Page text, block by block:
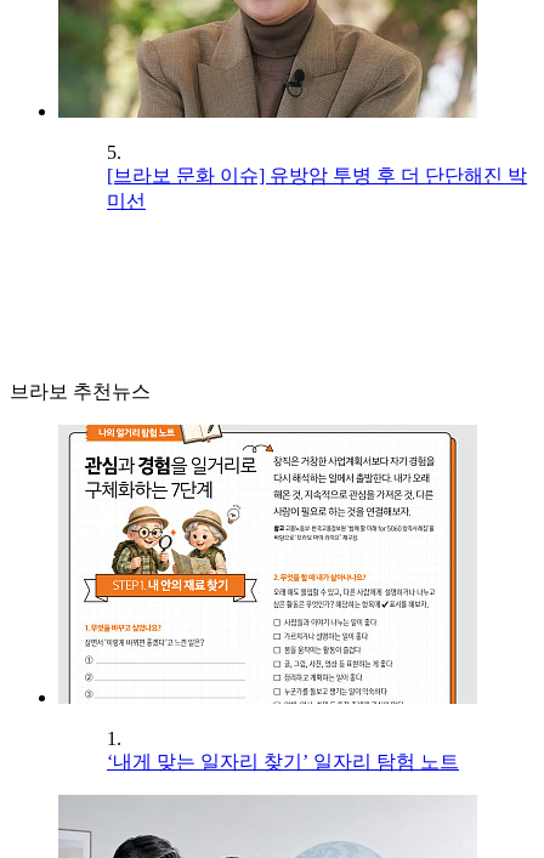
5.
[브라보 문화 이슈] 유방암 투병 후 더 단단해진 박
미선
브라보 추천뉴스
1.
‘내게 맞는 일자리 찾기’ 일자리 탐험 노트